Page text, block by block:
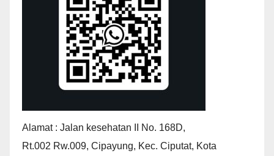
Alamat : Jalan kesehatan II No. 168D,
Rt.002 Rw.009, Cipayung, Kec. Ciputat, Kota